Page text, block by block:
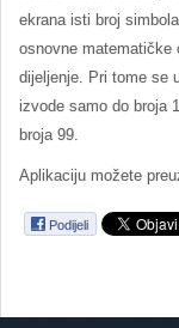
ekrana isti broj
osnovne matematičke
dijeljenje. Pri tome se
izvode samo do broja
broja 99.
Aplikaciju možete
Podijeli